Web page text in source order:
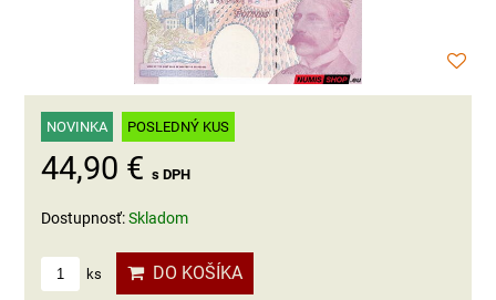
NOVINKA POSLEDNÝ KUS
44,90 € s DPH
Dostupnosť:Skladom
ks DO KOŠÍKA